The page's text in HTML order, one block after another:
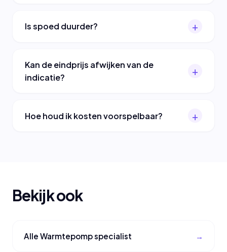
Is spoed duurder?
Kan de eindprijs afwijken van de
indicatie?
Hoe houd ik kosten voorspelbaar?
Bekijk ook
Alle Warmtepomp specialist